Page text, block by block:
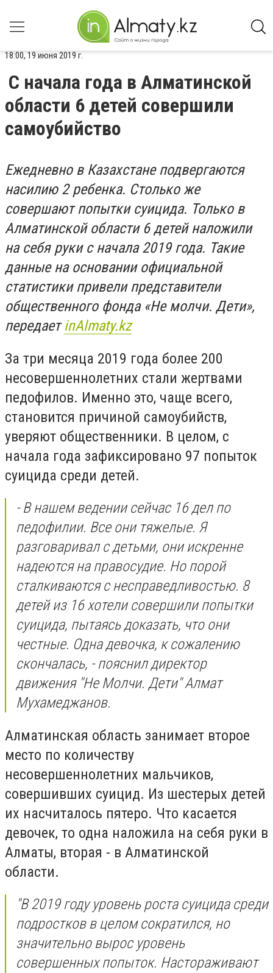
18:00, 19 июня 2019 г.
С начала года в Алматинской
области 6 детей совершили
самоубийство
Ежедневно в Казахстане подвергаются
насилию 2 ребенка. Столько же
совершают попытки суицида. Только в
Алматинской области 6 детей наложили
на себя руки с начала 2019 года. Такие
данные на основании официальной
статистики привели представители
общественного фонда «Не молчи. Дети»,
передаетinAlmaty.kz
За три месяца 2019 года более 200
несовершеннолетних стали жертвами
педофилов. Именно это, чаще всего,
становится причиной самоубийств,
уверяют общественники. В целом, с
начала года зафиксировано 97 попыток
суицида среди детей.
- В нашем ведении сейчас 16 дел по
педофилии. Все они тяжелые. Я
разговаривал с детьми, они искренне
надеются на правосудие. Но порой
сталкиваются с несправедливостью. 8
детей из 16 хотели совершили попытки
суицида, пытаясь доказать, что они
честные. Одна девочка, к сожалению
скончалась, - пояснил директор
движения "Не Молчи. Дети" Алмат
Мухамеджанов.
Алматинская область занимает второе
место по количеству
несовершеннолетних мальчиков,
совершивших суицид. Из шестерых детей
их насчиталось пятеро. Что касается
девочек, то одна наложила на себя руки в
Алматы, вторая - в Алматинской
области.
"В 2019 году уровень роста суицида среди
подростков в целом сократился, но
значительно вырос уровень
совершенных попыток. Настораживают